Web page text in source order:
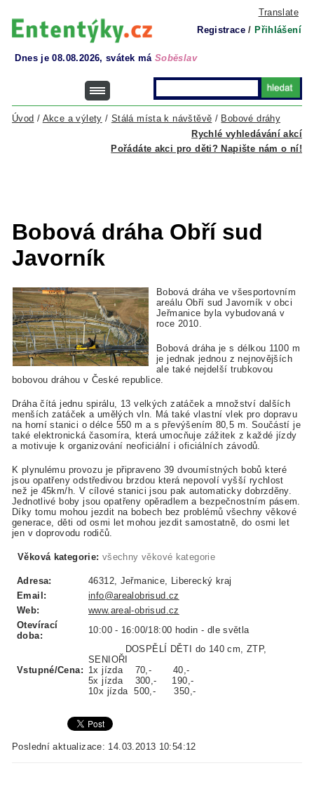
Translate
Registrace / Přihlášení
Dnes je 08.08.2026, svátek má Soběslav
Rychlé vyhledávání akcí
Úvod / Akce a výlety / Stálá místa k návštěvě / Bobové dráhy
Pořádáte akci pro děti? Napište nám o ní!
Bobová dráha Obří sud
Javorník
Bobová dráha ve všesportovním
areálu Obří sud Javorník v obci
Jeřmanice byla vybudovaná v
roce 2010.
Bobová dráha je s délkou 1100 m
je jednak jednou z nejnovějších
ale také nejdelší trubkovou
bobovou dráhou v České republice.
Dráha čítá jednu spirálu, 13 velkých zatáček a množství dalších
menších zatáček a umělých vln. Má také vlastní vlek pro dopravu
na horní stanici o délce 550 m a s převýšením 80,5 m. Součástí je
také elektronická časomíra, která umocňuje zážitek z každé jízdy
a motivuje k organizování neoficiální i oficiálních závodů.
K plynulému provozu je připraveno 39 dvoumístných bobů které
jsou opatřeny odstředivou brzdou která nepovolí vyšší rychlost
než je 45km/h. V cílové stanici jsou pak automaticky dobrzděny.
Jednotlivé boby jsou opatřeny opěradlem a bezpečnostním pásem.
Díky tomu mohou jezdit na bobech bez problémů všechny věkové
generace, děti od osmi let mohou jezdit samostatně, do osmi let
jen v doprovodu rodičů.
Věková kategorie: všechny věkové kategorie
Adresa:
46312, Jeřmanice, Liberecký kraj
Email:
info@arealobrisud.cz
Web:
www.areal-obrisud.cz
Otevírací
doba:
10:00 - 16:00/18:00 hodin - dle světla
Vstupné/Cena:
DOSPĚLÍ DĚTI do 140 cm, ZTP,
SENIOŘI
1x jízda 70,- 40,-
5x jízda 300,- 190,-
10x jízda 500,- 350,-
Poslední aktualizace: 14.03.2013 10:54:12